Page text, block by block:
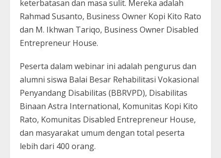
keterbatasan dan masa sulit. Mereka adalah
Rahmad Susanto, Business Owner Kopi Kito Rato
dan M. Ikhwan Tariqo, Business Owner Disabled
Entrepreneur House.
Peserta dalam webinar ini adalah pengurus dan
alumni siswa Balai Besar Rehabilitasi Vokasional
Penyandang Disabilitas (BBRVPD), Disabilitas
Binaan Astra International, Komunitas Kopi Kito
Rato, Komunitas Disabled Entrepreneur House,
dan masyarakat umum dengan total peserta
lebih dari 400 orang.